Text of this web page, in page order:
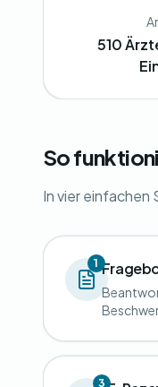
510
So
In vier einfachen
1
3